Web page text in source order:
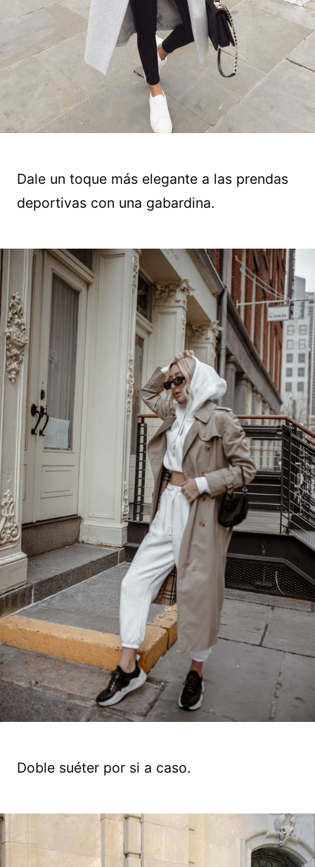
Dale un toque más elegante a las prendas
deportivas con una gabardina.
Doble suéter por si a caso.